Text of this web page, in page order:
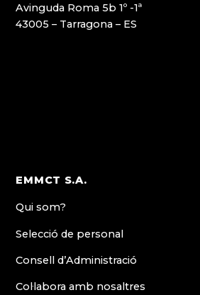
Avinguda Roma 5b 1º -1ª
43005 – Tarragona – ES
EMMCT S.A.
Qui som?
Selecció de personal
Consell d’Administració
Col·labora amb nosaltres